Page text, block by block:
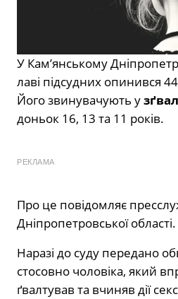
У Кам’янському
лаві підсудних опинився
Його звинувачують у
доньок 16, 13 та 11 років.
РЕКЛАМА
Про це повідомляє
Дніпропетровської області.
Наразі до суду передано
стосовно чоловіка, який
ґвалтував та вчиняв дії